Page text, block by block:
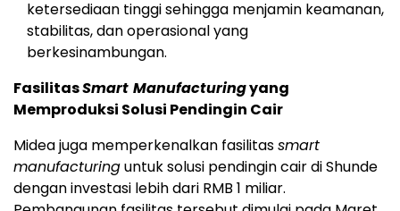
ketersediaan tinggi sehingga menjamin keamanan,
stabilitas, dan operasional yang
berkesinambungan.
FasilitasSmart Manufacturingyang
Memproduksi Solusi Pendingin Cair
Midea juga memperkenalkan fasilitassmart
manufacturinguntuk solusi pendingin cair di Shunde
dengan investasi lebih dari RMB 1 miliar.